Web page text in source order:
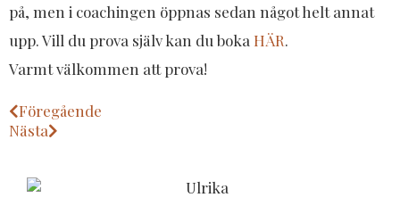
på, men i coachingen öppnas sedan något helt annat
upp. Vill du prova själv kan du boka HÄR.​
​Varmt välkommen att prova!
Föregående
Nästa